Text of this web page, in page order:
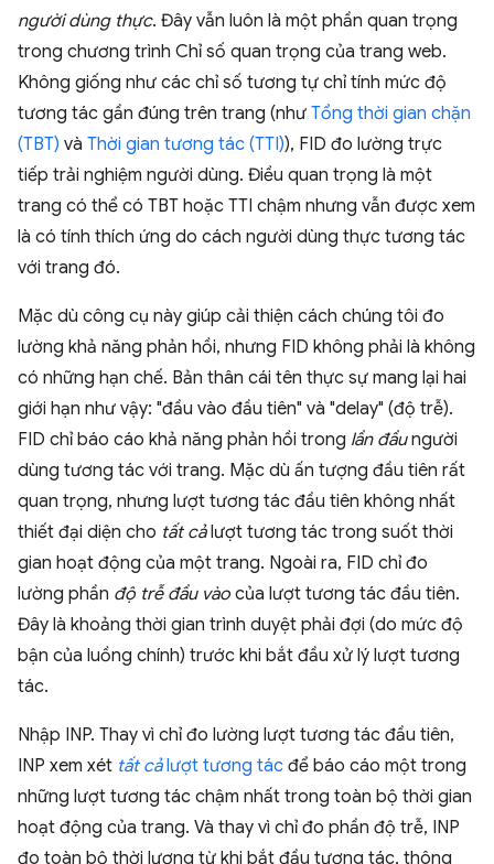
người dùng thực. Đây vẫn luôn là một phần quan trọng
trong chương trình Chỉ số quan trọng của trang web.
Không giống như các chỉ số tương tự chỉ tính mức độ
tương tác gần đúng trên trang (như Tổng thời gian chặn
(TBT) và Thời gian tương tác (TTI)), FID đo lường trực
tiếp trải nghiệm người dùng. Điều quan trọng là một
trang có thể có TBT hoặc TTI chậm nhưng vẫn được xem
là có tính thích ứng do cách người dùng thực tương tác
với trang đó.
Mặc dù công cụ này giúp cải thiện cách chúng tôi đo
lường khả năng phản hồi, nhưng FID không phải là không
có những hạn chế. Bản thân cái tên thực sự mang lại hai
giới hạn như vậy: "đầu vào đầu tiên" và "delay" (độ trễ).
FID chỉ báo cáo khả năng phản hồi trong lần đầungười
dùng tương tác với trang. Mặc dù ấn tượng đầu tiên rất
quan trọng, nhưng lượt tương tác đầu tiên không nhất
thiết đại diện cho tất cảlượt tương tác trong suốt thời
gian hoạt động của một trang. Ngoài ra, FID chỉ đo
lường phần độ trễ đầu vào của lượt tương tác đầu tiên.
Đây là khoảng thời gian trình duyệt phải đợi (do mức độ
bận của luồng chính) trước khi bắt đầu xử lý lượt tương
tác.
Nhập INP. Thay vì chỉ đo lường lượt tương tác đầu tiên,
INP xem xét tất cảlượt tương tác để báo cáo một trong
những lượt tương tác chậm nhất trong toàn bộ thời gian
hoạt động của trang. Và thay vì chỉ đo phần độ trễ, INP
đo toàn bộ thời lượng từ khi bắt đầu tương tác, thông